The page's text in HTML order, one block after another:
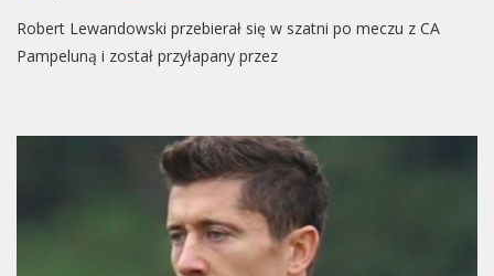
Robert Lewandowski przebierał się w szatni po meczu z CA
Pampeluną i został przyłapany przez